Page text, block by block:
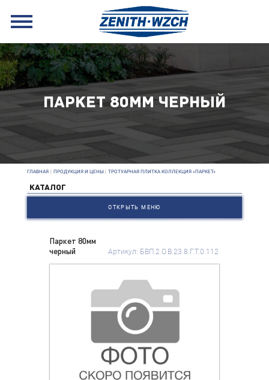
ПАРКЕТ 80ММ ЧЕРНЫЙ
ГЛАВНАЯ ПРОДУКЦИЯ И ЦЕНЫ ТРОТУАРНАЯ ПЛИТКА КОЛЛЕКЦИЯ «ПАРКЕТ»
КАТАЛОГ
ОТКРЫТЬ МЕНЮ
Паркет 80мм
черный
Артикул: БВП.2.О.В.23.8.Г.Т.0.112